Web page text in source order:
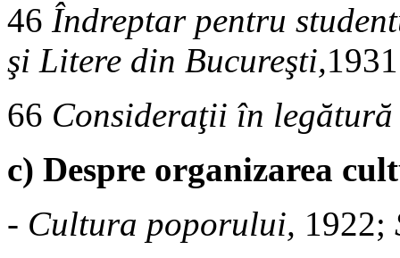
46 Îndreptar pentru
şi Litere din Bucureşti,
66 Consideraţii în
c) Despre organizarea
- Cultura poporului, 1922;